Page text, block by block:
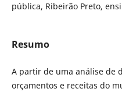
pública, Ribeirão Preto,
Resumo
A partir de uma análise de
orçamentos e receitas do